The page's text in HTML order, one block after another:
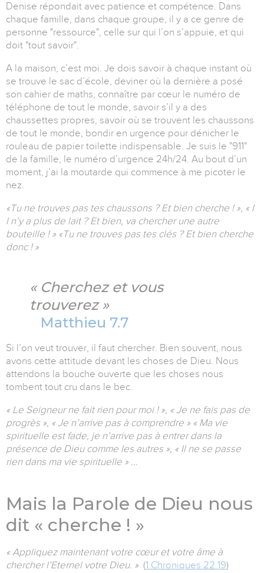
Denise répondait avec patience et compétence. Dans
chaque famille, dans chaque groupe, il y a ce genre de
personne "ressource", celle sur qui l’on s’appuie, et qui
doit "tout savoir".
A la maison, c’est moi. Je dois savoir à chaque instant où
se trouve le sac d’école, deviner où la dernière a posé
son cahier de maths, connaître par cœur le numéro de
téléphone de tout le monde, savoir s’il y a des
chaussettes propres, savoir où se trouvent les chaussons
de tout le monde, bondir en urgence pour dénicher le
rouleau de papier toilette indispensable. Je suis le "911"
de la famille, le numéro d’urgence 24h/24. Au bout d’un
moment, j’ai la moutarde qui commence à me picoter le
nez.
«Tu ne trouves pas tes chaussons ? Et bien cherche ! », « I
l n’y a plus de lait ? Et bien, va chercher une autre
bouteille ! » «Tu ne trouves pas tes clés ? Et bien cherche
donc ! »
« Cherchez et vous
trouverez »
Matthieu 7.7
Si l’on veut trouver, il faut chercher. Bien souvent, nous
avons cette attitude devant les choses de Dieu. Nous
attendons la bouche ouverte que les choses nous
tombent tout cru dans le bec.
« Le Seigneur ne fait rien pour moi ! », « Je ne fais pas de
progrès », « Je n’arrive pas à comprendre » « Ma vie
spirituelle est fade, je n’arrive pas à entrer dans la
présence de Dieu comme les autres », « Il ne se passe
rien dans ma vie spirituelle » ...
Mais la Parole de Dieu nous
dit « cherche ! »
« Appliquez maintenant votre cœur et votre âme à
chercher l’Eternel votre Dieu. » (1 Chroniques 22.19)